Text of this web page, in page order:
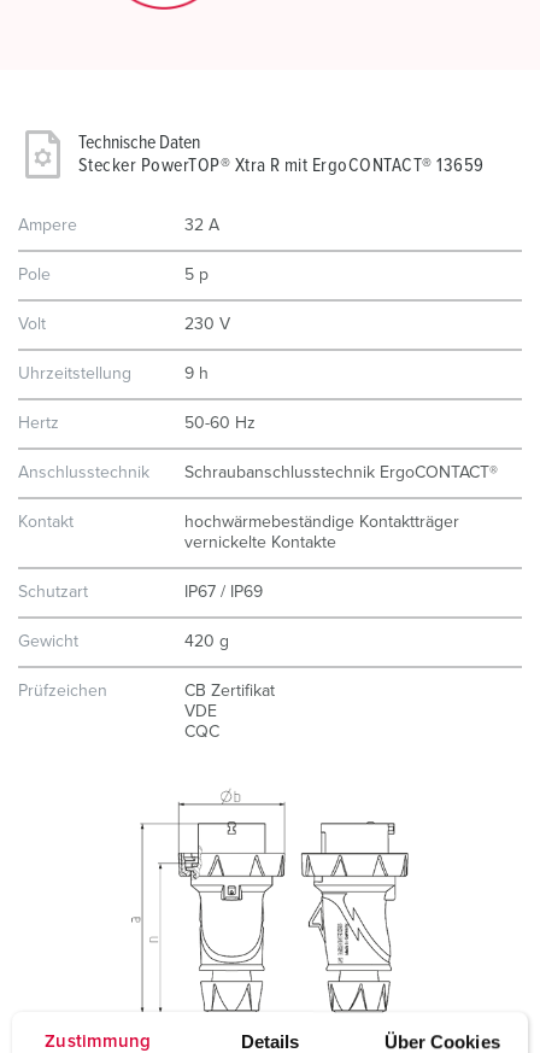
Zustimmung Details Über Cookies
Technische Daten
Stecker PowerTOP® Xtra R mit ErgoCONTACT® 13659
Ampere 32 A
Pole 5 p
Volt 230 V
Uhrzeitstellung 9 h
Hertz 50-60 Hz
Anschlusstechnik Schraubanschlusstechnik ErgoCONTACT®
Kontakt
hochwärmebeständige Kontaktträger
vernickelte Kontakte
Schutzart IP67 / IP69
Gewicht 420 g
Prüfzeichen
CB Zertifikat
VDE
CQC